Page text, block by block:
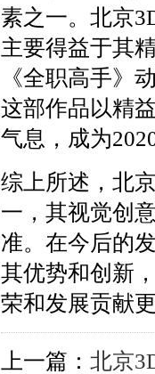
素之一。北京
主要得益于其
《全职高手》
这部作品以精
气息，成为
综上所述，北
一，其视觉创
准。在今后的
其优势和创新
荣和发展贡献
上一篇： 北京